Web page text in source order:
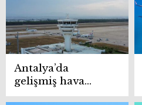
pazarına
hazırlanıyor
Antalya’da
gelişmiş hava
trafik yönetim